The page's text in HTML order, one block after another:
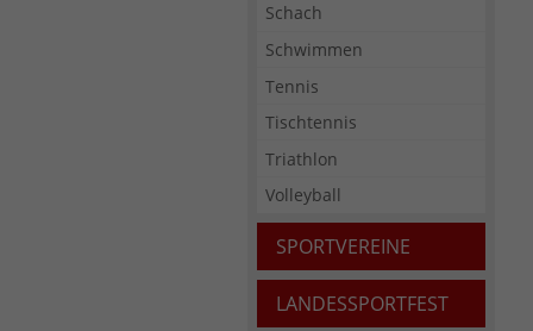
Schach
Schwimmen
Tennis
Tischtennis
Triathlon
Volleyball
SPORTVEREINE
LANDESSPORTFEST